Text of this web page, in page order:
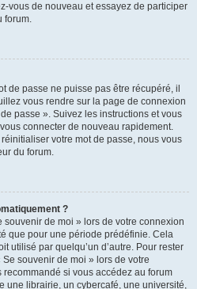
vous de nouveau et essayez de participer
forum.
de passe ne puisse pas être récupéré, il
vous rendre sur la page de connexion
passe ». Suivez les instructions et vous
connecter de nouveau rapidement.
votre mot de passe, nous vous
du forum.
?
de moi » lors de votre connexion
que pour une période prédéfinie. Cela
utilisé par quelqu’un d’autre. Pour rester
souvenir de moi » lors de votre
recommandé si vous accédez au forum
une librairie, un cybercafé, une université,